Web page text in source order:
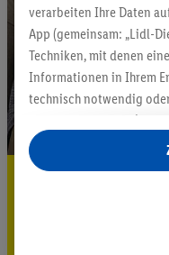
5.95 €
verarbeiten Ihre Daten
App (gemeinsam: „Lidl-
Techniken, mit denen
Informationen in Ihrem
technisch notwendig
auch durch Partner (u.a.
Verantwortliche; im
insgesamt
Statistik-Erstellung oder
Datenverarbeitungen